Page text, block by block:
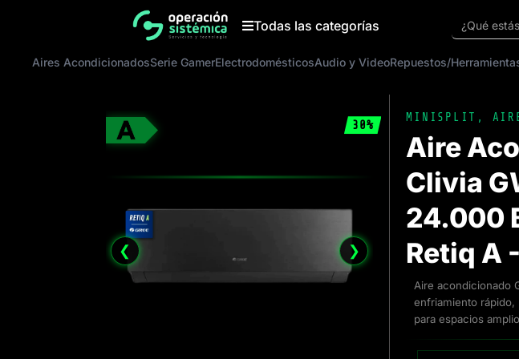
Todas las categorías ¿Qué
Aires AcondicionadosSerie GamerElectrodomésticosAudio y VideoRepuestos/
30%
❮ ❯
MINISPLIT ,
Aire
Clivia
24.000
Retiq A
Aire acondicionado
enfriamiento
para espacios